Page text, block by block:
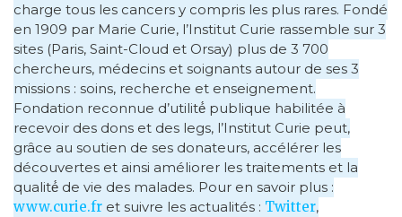
charge tous les cancers y compris les plus rares. Fondé
en 1909 par Marie Curie, l’Institut Curie rassemble sur 3
sites (Paris, Saint-Cloud et Orsay) plus de 3 700
chercheurs, médecins et soignants autour de ses 3
missions : soins, recherche et enseignement.
Fondation reconnue d’utilité́ publique habilitée à
recevoir des dons et des legs, l’Institut Curie peut,
grâce au soutien de ses donateurs, accélérer les
découvertes et ainsi améliorer les traitements et la
qualité́ de vie des malades. Pour en savoir plus :
www.curie.fr et suivre les actualités : Twitter,